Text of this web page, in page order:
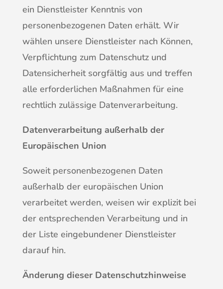
ein Dienstleister Kenntnis von
personenbezogenen Daten erhält. Wir
wählen unsere Dienstleister nach Können,
Verpflichtung zum Datenschutz und
Datensicherheit sorgfältig aus und treffen
alle erforderlichen Maßnahmen für eine
rechtlich zulässige Datenverarbeitung.
Datenverarbeitung außerhalb der
Europäischen Union
Soweit personenbezogenen Daten
außerhalb der europäischen Union
verarbeitet werden, weisen wir explizit bei
der entsprechenden Verarbeitung und in
der Liste eingebundener Dienstleister
darauf hin.
Änderung dieser Datenschutzhinweise